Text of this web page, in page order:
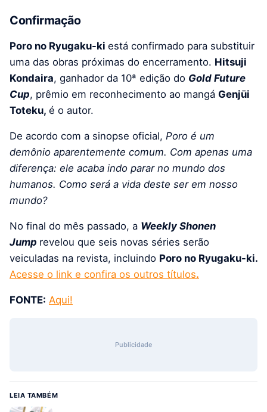
Confirmação
Poro no Ryugaku-ki está confirmado para substituir
uma das obras próximas do encerramento. Hitsuji
Kondaira, ganhador da 10ª edição do Gold Future
Cup, prêmio em reconhecimento ao mangá Genjūi
Toteku, é o autor.
De acordo com a sinopse oficial, Poro é um
demônio aparentemente comum. Com apenas uma
diferença: ele acaba indo parar no mundo dos
humanos. Como será a vida deste ser em nosso
mundo?
No final do mês passado, a Weekly Shonen
Jump revelou que seis novas séries serão
veiculadas na revista, incluindo Poro no Ryugaku-ki.
Acesse o link e confira os outros títulos.
FONTE: Aqui!
Publicidade
LEIA TAMBÉM